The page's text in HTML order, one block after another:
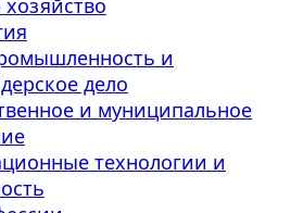
хозяйство
и
дело
и муниципальное
технологии и